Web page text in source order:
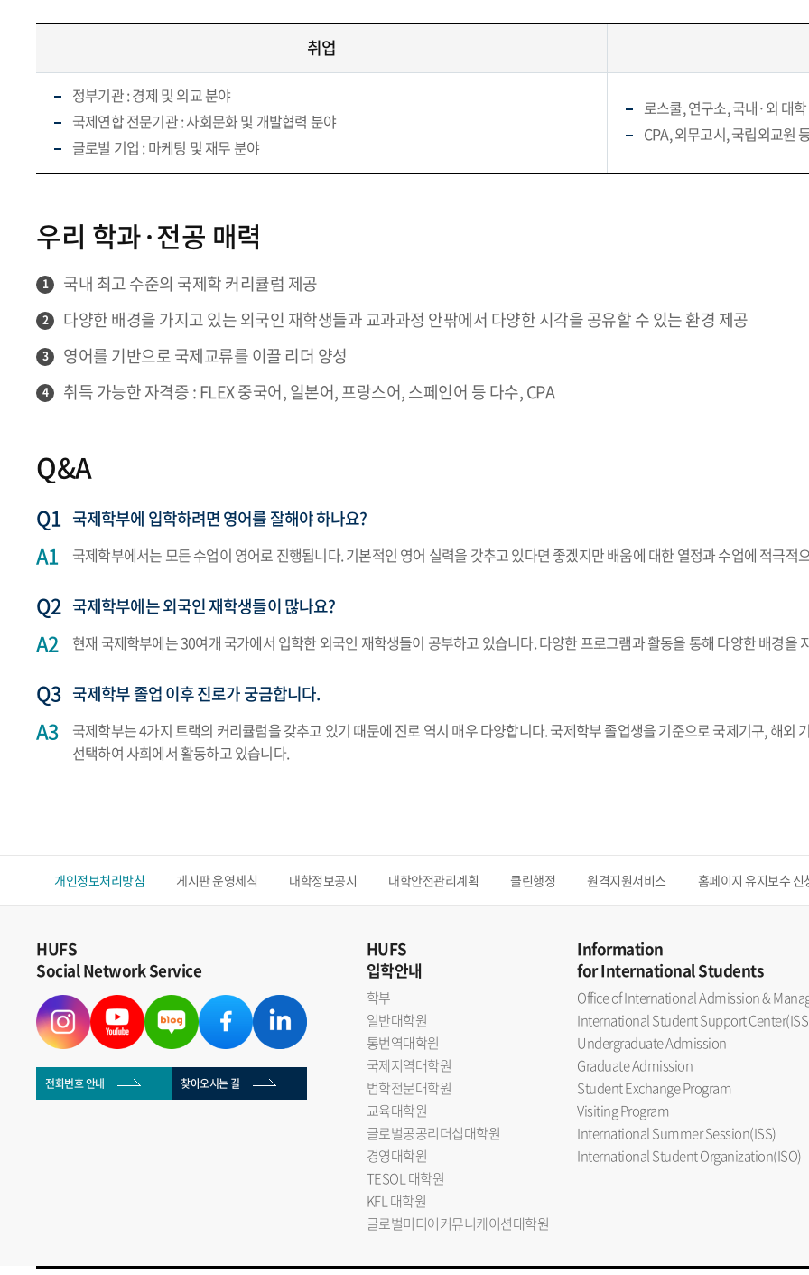
취업
정부기관 : 경제 및 외교 분야
국제연합 전문기관 : 사회문화 및 개발협력 분야
글로벌 기업 : 마케팅 및 재무 분야
로스쿨, 연구소, 국내·외 대
CPA, 외무고시, 국립외교원
우리 학과·전공 매력
1 국내 최고 수준의 국제학 커리큘럼 제공
2 다양한 배경을 가지고 있는 외국인 재학생들과 교과과정 안팎에서 다양한 시각을 공유할 수 있는 환경 제공
3 영어를 기반으로 국제교류를 이끌 리더 양성
4 취득 가능한 자격증 : FLEX 중국어, 일본어, 프랑스어, 스페인어 등 다수, CPA
Q&A
국제학부에 입학하려면 영어를 잘해야 하나요?
국제학부에서는 모든 수업이 영어로 진행됩니다. 기본적인 영어 실력을 갖추고 있다면 좋겠지만 배움에 대한 열정과 수업에 적극
국제학부에는 외국인 재학생들이 많나요?
현재 국제학부에는 30여개 국가에서 입학한 외국인 재학생들이 공부하고 있습니다. 다양한 프로그램과 활동을 통해 다양한 배경을
국제학부 졸업 이후 진로가 궁금합니다.
국제학부는 4가지 트랙의 커리큘럼을 갖추고 있기 때문에 진로 역시 매우 다양합니다. 국제학부 졸업생을 기준으로 국제기구, 해외
선택하여 사회에서 활동하고 있습니다.
개인정보처리방침 게시판 운영세칙 대학정보공시 대학안전관리계획 클린행정 원격지원서비스 홈페이지 유지보수 신
HUFS
Social Network Service
전화번호 안내 찾아오시는 길
HUFS
입학안내
학부
일반대학원
통번역대학원
국제지역대학원
법학전문대학원
교육대학원
글로벌공공리더십대학원
경영대학원
TESOL 대학원
KFL 대학원
글로벌미디어커뮤니케이션대학원
Information
for International Students
Office of International Admission &
International Student Support
Undergraduate Admission
Graduate Admission
Student Exchange Program
Visiting Program
International Summer Session(ISS)
International Student Organization(ISO)